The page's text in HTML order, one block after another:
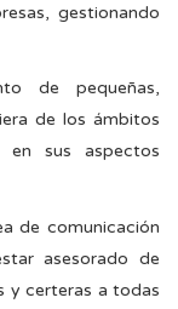
gestionando
de pequeñas,
de los ámbitos
sus aspectos
de comunicación
asesorado de
y certeras a todas